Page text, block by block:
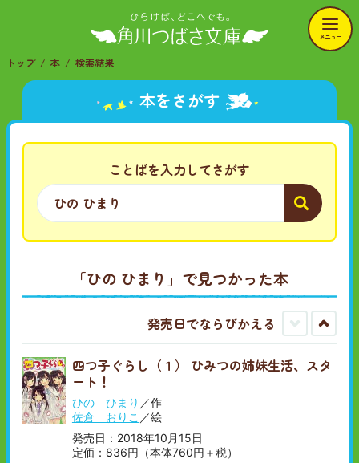
メニュー
トップ 本 検索結果
本をさがす
ことばを入力してさがす
「ひの ひまり」で見つかった本
発売日でならびかえる
古
い
順
新
し
い
四つ子ぐらし（１） ひみつの姉妹生活、スタ
ート！
ひの ひまり ／作
佐倉 おりこ ／絵
発売日：2018年10月15日
定価：836円（本体760円＋税）